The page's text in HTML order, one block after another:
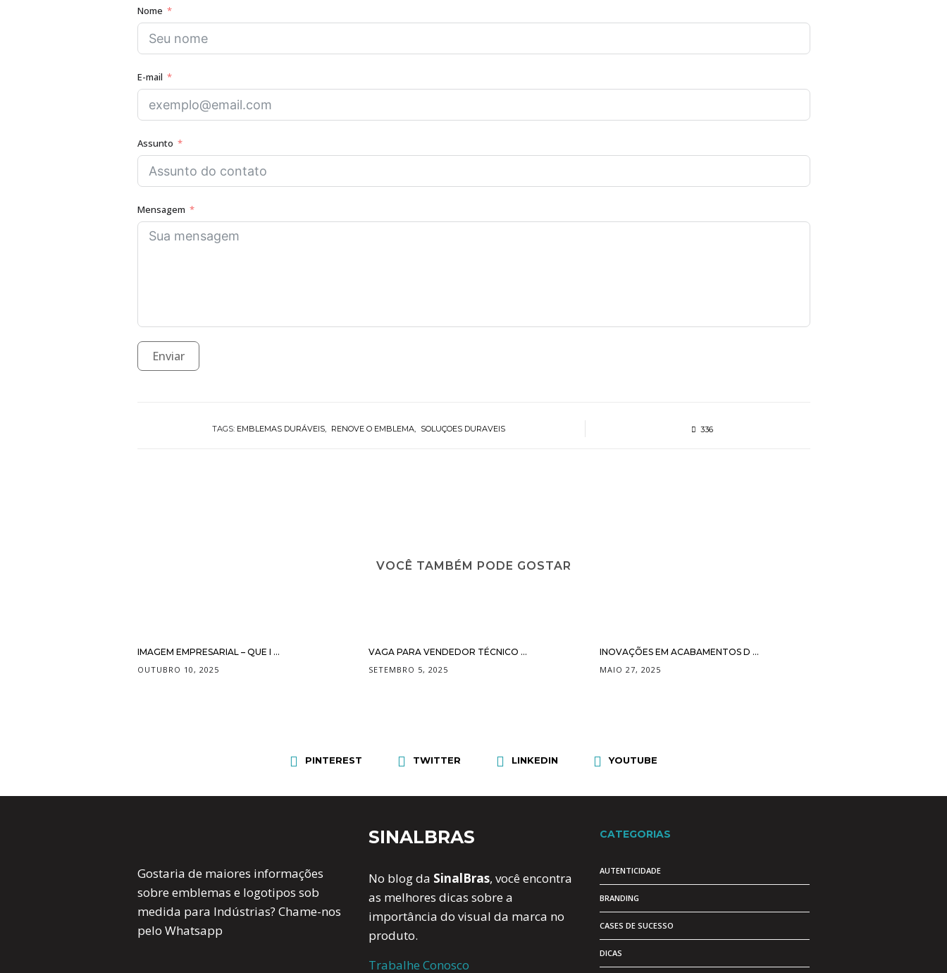
Nome
E-mail
Assunto
Mensagem
Enviar
TAGS: EMBLEMAS DURÁVEIS RENOVE O EMBLEMA SOLUÇOES DURAVEIS 336
VOCÊ TAMBÉM PODE GOSTAR
IMAGEM EMPRESARIAL – QUE I ...
OUTUBRO 10, 2025
VAGA PARA VENDEDOR TÉCNICO ...
SETEMBRO 5, 2025
INOVAÇÕES EM ACABAMENTOS D ...
MAIO 27, 2025
PINTEREST TWITTER LINKEDIN YOUTUBE
Gostaria de maiores informações
sobre emblemas e logotipos sob
medida para Indústrias? Chame-nos
pelo Whatsapp
SINALBRAS
No blog da SinalBras, você encontra
as melhores dicas sobre a
importância do visual da marca no
produto.
Trabalhe Conosco
CATEGORIAS
AUTENTICIDADE
BRANDING
CASES DE SUCESSO
DICAS